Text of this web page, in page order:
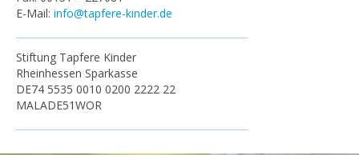
E-Mail: info@tapfere-kinder.de
Stiftung Tapfere Kinder
Rheinhessen Sparkasse
DE74 5535 0010 0200 2222 22
MALADE51WOR